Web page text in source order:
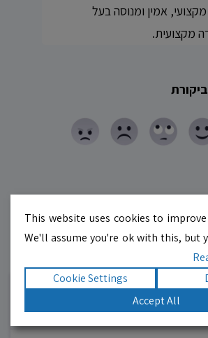
מקצועי, אמין ומנוסה בעל
מקצועית.
רוצים גם? לחצו כאן
This website uses cookies to
We'll assume you're ok with this, but
Cookie Settings
Accept All